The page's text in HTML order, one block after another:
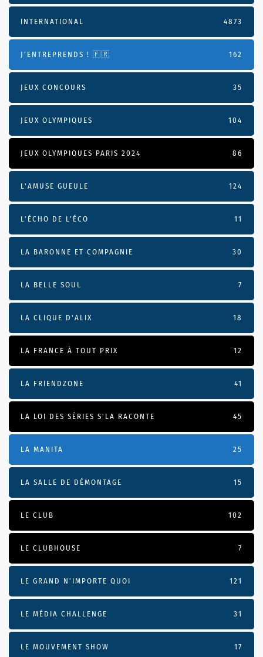
INTERNATIONAL 4873
J'ENTREPRENDS ! 🇫🇷 162
JEUX CONCOURS 35
JEUX OLYMPIQUES 104
JEUX OLYMPIQUES PARIS 2024 86
L'AMUSE GUEULE 124
L’ÉCHO DE L’ÉCO 11
LA BARONNE ET COMPAGNIE 30
LA BELLE SOUL 7
LA CLIQUE D'ALIX 18
LA FRANCE À TOUT PRIX 12
LA FRIENDZONE 41
LA LOI DES SÉRIES S'LA RACONTE 45
LA MANITA 25
LA SALLE DE DÉMONTAGE 15
LE CLUB 102
LE CLUBHOUSE 7
LE GRAND N’IMPORTE QUOI 121
LE MÉDIA CHALLENGE 31
LE MOUVEMENT SHOW 17